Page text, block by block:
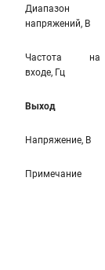
Диапазон
напряжений, В
Частота на
входе, Гц
Выход
Напряжение, В
Примечание